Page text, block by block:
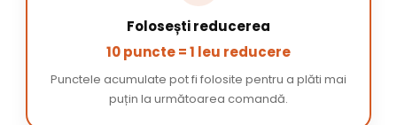
Folosești reducerea
10 puncte = 1 leu reducere
Punctele acumulate pot fi folosite pentru a plăti mai
puțin la următoarea comandă.